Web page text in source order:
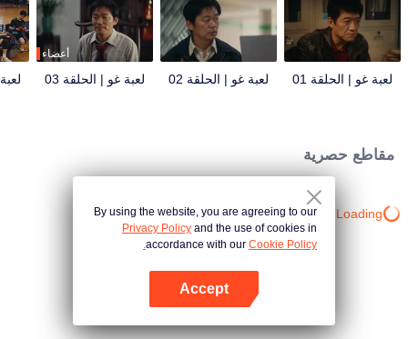
لعبة غو | الحلقة 01 لعبة غو | الحلقة 02
أعضاء
لعبة غو | الحلقة 03
مقاطع حصرية
Loading…
By using the website, you are agreeing to our
Privacy Policy and the use of cookies in
accordance with our Cookie Policy.
Accept